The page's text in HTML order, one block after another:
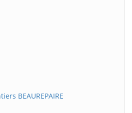
BEAUREPAIRE